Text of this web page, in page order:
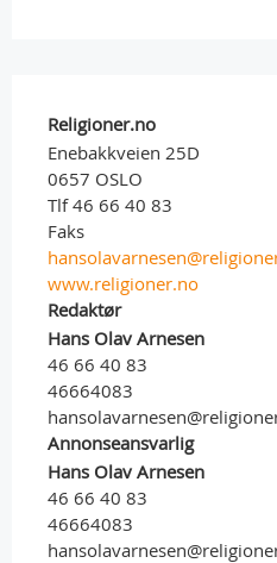
Religioner.no
Enebakkveien 25D
0657 OSLO
Tlf 46 66 40 83
Faks
www.religioner.no
Redaktør
Hans Olav Arnesen
46 66 40 83
46664083
Annonseansvarlig
Hans Olav Arnesen
46 66 40 83
46664083